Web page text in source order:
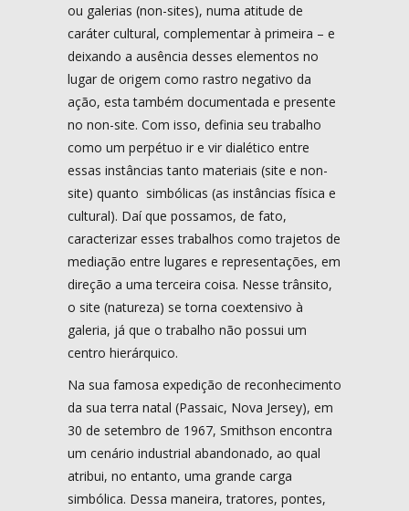
ou galerias (non-sites), numa atitude de
caráter cultural, complementar à primeira – e
deixando a ausência desses elementos no
lugar de origem como rastro negativo da
ação, esta também documentada e presente
no non-site. Com isso, definia seu trabalho
como um perpétuo ir e vir dialético entre
essas instâncias tanto materiais (site e non-
site) quanto simbólicas (as instâncias física e
cultural). Daí que possamos, de fato,
caracterizar esses trabalhos como trajetos de
mediação entre lugares e representações, em
direção a uma terceira coisa. Nesse trânsito,
o site (natureza) se torna coextensivo à
galeria, já que o trabalho não possui um
centro hierárquico.
Na sua famosa expedição de reconhecimento
da sua terra natal (Passaic, Nova Jersey), em
30 de setembro de 1967, Smithson encontra
um cenário industrial abandonado, ao qual
atribui, no entanto, uma grande carga
simbólica. Dessa maneira, tratores, pontes,